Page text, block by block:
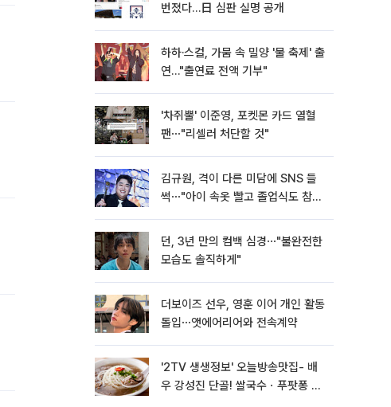
번졌다…日 심판 실명 공개
하하·스컬, 가뭄 속 밀양 '물 축제' 출
연…"출연료 전액 기부"
'차쥐뿔' 이준영, 포켓몬 카드 열혈
팬⋯"리셀러 처단할 것"
김규원, 격이 다른 미담에 SNS 들
썩⋯"아이 속옷 빨고 졸업식도 참
던, 3년 만의 컴백 심경⋯"불완전한
모습도 솔직하게"
더보이즈 선우, 영훈 이어 개인 활동
돌입⋯앳에어리어와 전속계약
'2TV 생생정보' 오늘방송맛집- 배
우 강성진 단골! 쌀국수ㆍ푸팟퐁 커